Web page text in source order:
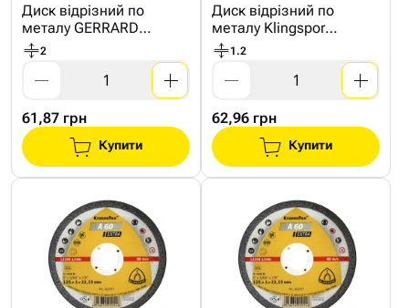
Диск відрізний по
металу GERRARD
230*2мм
2
61,87 грн
Купити
Диск відрізний по
металу Klingspor
125*1,2мм
1.2
62,96 грн
Купити